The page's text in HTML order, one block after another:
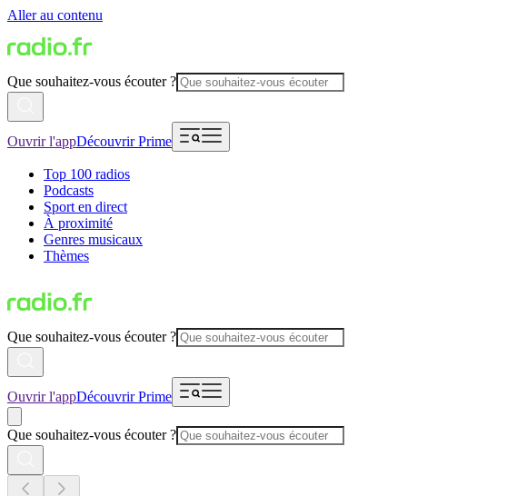
Aller au contenu
Que souhaitez-vous écouter ?
Ouvrir l'appDécouvrir Prime
Top 100 radios
Podcasts
Sport en direct
À proximité
Genres musicaux
Thèmes
Que souhaitez-vous écouter ?
Ouvrir l'appDécouvrir Prime
Que souhaitez-vous écouter ?